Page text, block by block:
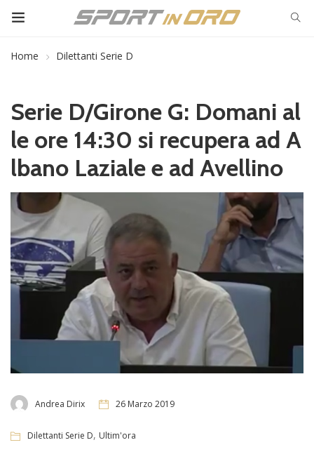
Home Dilettanti Serie D
Serie D/Girone G: Domani al
le ore 14:30 si recupera ad A
lbano Laziale e ad Avellino
Andrea Dirix 26 Marzo 2019
Dilettanti Serie D, Ultim'ora